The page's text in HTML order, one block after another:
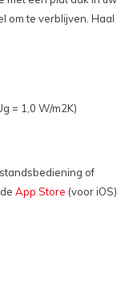
om te verblijven. Haal
= 1,0 W/m2K)
of
App Store (voor iOS)